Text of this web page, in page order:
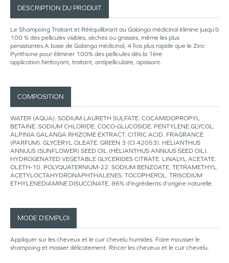
DESCRIPTION DU PRODUIT
Le Shampoing Traitant et Rééquilibrant au Galanga médicinal élimine jusqu’à
100 % des pellicules visibles, sèches ou grasses, même les plus
persistantes.A base de Galanga médicinal, 4 fois plus rapide que le Zinc
Pyrithione pour éliminer 100% des pellicules dès la 1ère
application.Nettoyant, traitant, antipelliculaire, apaisant.
COMPOSITION
WATER (AQUA). SODIUM LAURETH SULFATE. COCAMIDOPROPYL
BETAINE. SODIUM CHLORIDE. COCO-GLUCOSIDE. PENTYLENE GLYCOL.
ALPINIA GALANGA RHIZOME EXTRACT. CITRIC ACID. FRAGRANCE
(PARFUM). GLYCERYL OLEATE. GREEN 3 (CI 42053). HELIANTHUS
ANNUUS (SUNFLOWER) SEED OIL (HELIANTHUS ANNUUS SEED OIL).
HYDROGENATED VEGETABLE GLYCERIDES CITRATE. LINALYL ACETATE.
OLETH-10. POLYQUATERNIUM-22. SODIUM BENZOATE. TETRAMETHYL
ACETYLOCTAHYDRONAPHTHALENES. TOCOPHEROL. TRISODIUM
ETHYLENEDIAMINE DISUCCINATE. 86% d'ingrédients d'origine naturelle.
MODE D’EMPLOI
Appliquer sur les cheveux et le cuir chevelu humides. Faire mousser le
shampoing et masser délicatement. Rincer les cheveux et le cuir chevelu.